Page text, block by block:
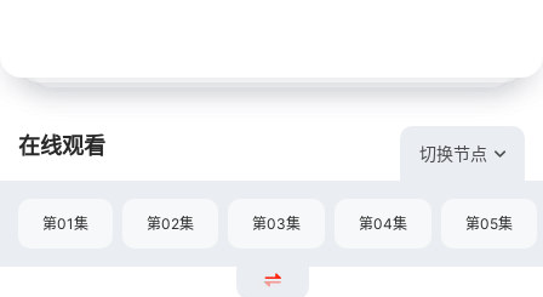
在线观看 切换节点
第01集 第02集 第03集 第04集 第05集